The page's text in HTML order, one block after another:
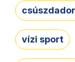
vízi sport